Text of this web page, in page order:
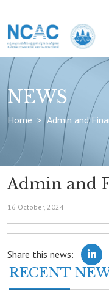
NEWS
Home Admin and
Admin and
16 October, 2024
Share this news:
RECENT